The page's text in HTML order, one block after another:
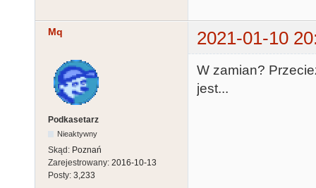
Mq 2021-01-10
Podkasetarz
Nieaktywny
Skąd: Poznań
Zarejestrowany: 2016-10-13
Posty: 3,233
W zamian?
jest...